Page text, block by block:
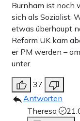
Burnham ist noch
sich als Sozialist.
etwas überhaupt
Reform UK kam
er PM werden –
unter.
37
Antworten
Theresa